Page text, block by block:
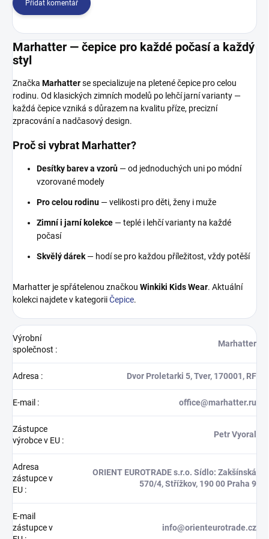
Přidat komentář
Marhatter — čepice pro každé počasí a každý
styl
Značka Marhatterse specializuje na pletené čepice pro celou
rodinu. Od klasických zimních modelů po lehčí jarní varianty —
každá čepice vzniká s důrazem na kvalitu příze, precizní
zpracování a nadčasový design.
Proč si vybrat Marhatter?
Desítky barev a vzorů — od jednoduchých uni po módní
vzorované modely
Pro celou rodinu — velikosti pro děti, ženy i muže
Zimní i jarní kolekce — teplé i lehčí varianty na každé
počasí
Skvělý dárek — hodí se pro každou příležitost, vždy potěší
Marhatter je spřátelenou značkou Winkiki Kids Wear. Aktuální
kolekci najdete v kategoriiČepice.
Výrobní
společnost :
Marhatter
Adresa : Dvor Proletarki 5, Tver, 170001, RF
E-mail : office@marhatter.ru
Zástupce
výrobce v EU :
Petr Vyoral
Adresa
zástupce v
EU :
ORIENT EUROTRADE s.r.o. Sídlo: Zakšínská
570/4, Střížkov, 190 00 Praha 9
E-mail
zástupce v
info@orienteurotrade.cz